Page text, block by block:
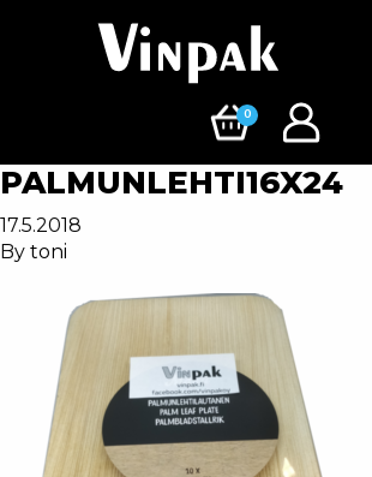
0
PALMUNLEHTI16X24
17.5.2018
By toni